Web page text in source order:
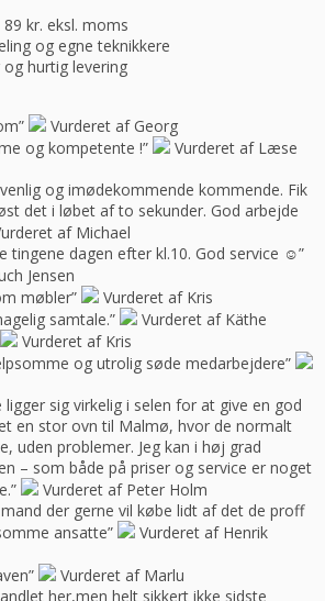
kr. eksl. moms
og egne teknikkere
hurtig levering
Vurderet af Georg
og kompetente !”
Vurderet af Læse
og imødekommende kommende. Fik
det i løbet af to sekunder. God arbejde
af Michael
tingene dagen efter kl.10. God service ☺”
Jensen
møbler”
Vurderet af Kris
samtale.”
Vurderet af Käthe
Vurderet af Kris
og utrolig søde medarbejdere”
ligger sig virkelig i selen for at give en god
en stor ovn til Malmø, hvor de normalt
uden problemer. Jeg kan i høj grad
– som både på priser og service er noget
Vurderet af Peter Holm
der gerne vil købe lidt af det de proff
ansatte”
Vurderet af Henrik
Vurderet af Marlu
her,men helt sikkert ikke sidste